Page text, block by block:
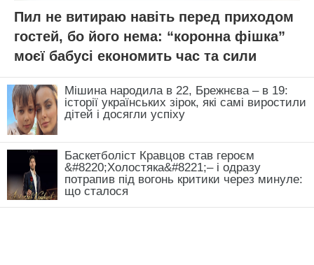
Пил не витираю навіть перед приходом
гостей, бо його нема: “коронна фішка”
моєї бабусі економить час та сили
Мішина народила в 22, Брежнєва – в 19:
історії українських зірок, які самі виростили
дітей і досягли успіху
Баскетболіст Кравцов став героєм
&#8220;Холостяка&#8221;– і одразу
потрапив під вогонь критики через минуле:
що сталося